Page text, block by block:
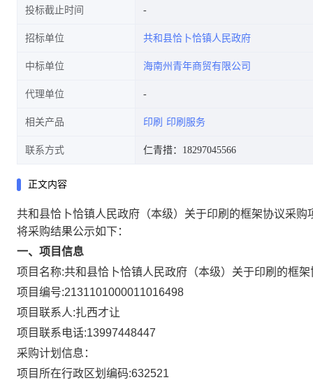
投标截止时间
招标单位 共和县恰卜恰镇人民政府
中标单位 海南州青年商贸有限公司
代理单位
相关产品 印刷 印刷服务
联系方式 仁青措：18297045566
正文内容
共和县恰卜恰镇人民政府（本级）关于印刷的框架协议采购
将采购结果公示如下：
一、项目信息
项目名称:共和县恰卜恰镇人民政府（本级）关于印刷的框
项目编号:2131101000011016498
项目联系人:扎西才让
项目联系电话:13997448447
采购计划信息：
项目所在行政区划编码:632521